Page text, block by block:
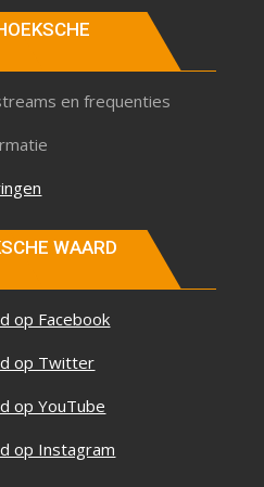
en frequenties
WAARD
op Facebook
op Twitter
op YouTube
op Instagram